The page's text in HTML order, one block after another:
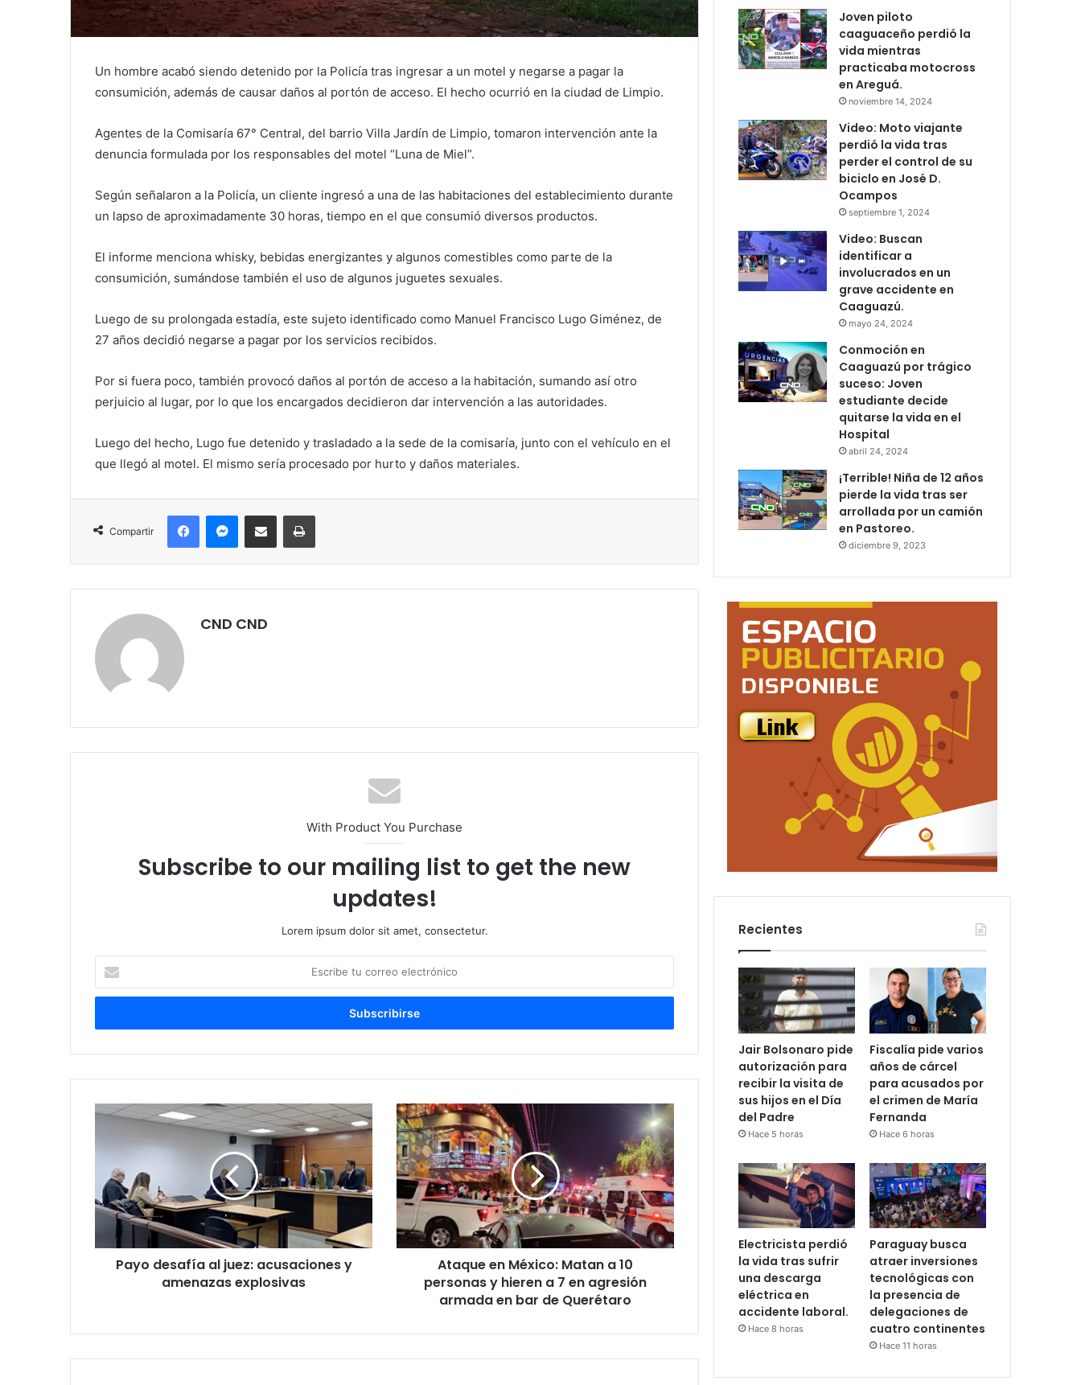
Un hombre acabó siendo detenido por la Policía tras ingresar a un motel y negarse a pagar la
consumición, además de causar daños al portón de acceso. El hecho ocurrió en la ciudad de Limpio.
Agentes de la Comisaría 67° Central, del barrio Villa Jardín de Limpio, tomaron intervención ante la
denuncia formulada por los responsables del motel “Luna de Miel”.
Según señalaron a la Policía, un cliente ingresó a una de las habitaciones del establecimiento durante
un lapso de aproximadamente 30 horas, tiempo en el que consumió diversos productos.
El informe menciona whisky, bebidas energizantes y algunos comestibles como parte de la
consumición, sumándose también el uso de algunos juguetes sexuales.
Luego de su prolongada estadía, este sujeto identificado como Manuel Francisco Lugo Giménez, de
27 años decidió negarse a pagar por los servicios recibidos.
Por si fuera poco, también provocó daños al portón de acceso a la habitación, sumando así otro
perjuicio al lugar, por lo que los encargados decidieron dar intervención a las autoridades.
Luego del hecho, Lugo fue detenido y trasladado a la sede de la comisaría, junto con el vehículo en el
que llegó al motel. El mismo sería procesado por hurto y daños materiales.
Compartir
FacebookMessengerCompartir por correo electrónicoImprimir
CND CND
With Product You Purchase
Subscribe to our mailing list to get the new
updates!
Lorem ipsum dolor sit amet, consectetur.
correo
Payo desafía al juez: acusaciones y
amenazas explosivas
Ataque en México: Matan a 10
personas y hieren a 7 en agresión
armada en bar de Querétaro
Joven piloto
caaguaceño perdió la
vida mientras
practicaba motocross
en Areguá.
noviembre 14, 2024
Video: Moto viajante
perdió la vida tras
perder el control de su
biciclo en José D.
Ocampos
septiembre 1, 2024
Video: Buscan
identificar a
involucrados en un
grave accidente en
Caaguazú.
mayo 24, 2024
Conmoción en
Caaguazú por trágico
suceso: Joven
estudiante decide
quitarse la vida en el
Hospital
abril 24, 2024
¡Terrible! Niña de 12 años
pierde la vida tras ser
arrollada por un camión
en Pastoreo.
diciembre 9, 2023
Recientes
Jair Bolsonaro pide
autorización para
recibir la visita de
sus hijos en el Día
del Padre
Hace 5 horas
Fiscalía pide varios
años de cárcel
para acusados por
el crimen de María
Fernanda
Hace 6 horas
Electricista perdió
la vida tras sufrir
una descarga
eléctrica en
accidente laboral.
Hace 8 horas
Paraguay busca
atraer inversiones
tecnológicas con
la presencia de
delegaciones de
cuatro continentes
Hace 11 horas